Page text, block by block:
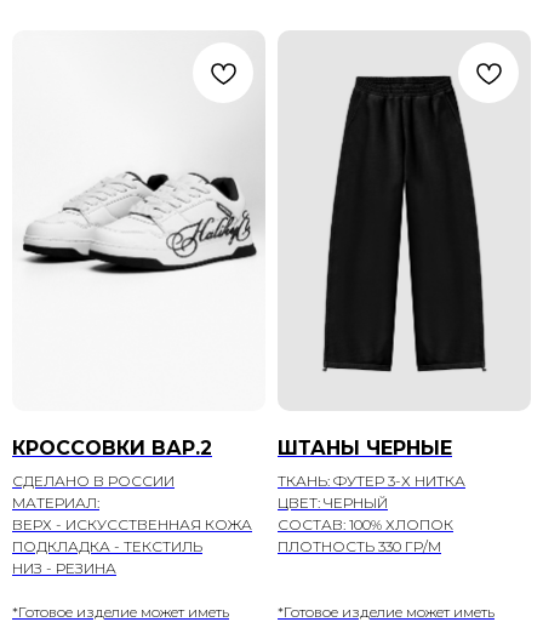
КРОССОВКИ ВАР.2
СДЕЛАНО В РОССИИ
МАТЕРИАЛ:
ВЕРХ - ИСКУССТВЕННАЯ КОЖА
ПОДКЛАДКА - ТЕКСТИЛЬ
НИЗ - РЕЗИНА
*Готовое изделие может иметь
ШТАНЫ ЧЕРНЫЕ
ТКАНЬ: ФУТЕР 3-Х НИТКА
ЦВЕТ: ЧЕРНЫЙ
СОСТАВ: 100% ХЛОПОК
ПЛОТНОСТЬ 330 ГР/М
*Готовое изделие может иметь